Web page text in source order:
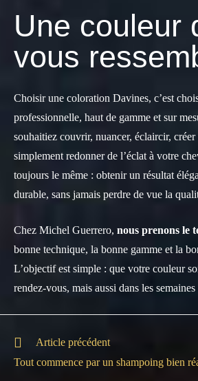
Une couleur
vous
Choisir une coloration Davines, c’est
professionnelle, haut de gamme et sur
souhaitiez couvrir, nuancer, éclaircir,
simplement redonner de l’éclat à votre
toujours le même : obtenir un résultat
durable, sans jamais perdre de vue la
Chez Michel Guerrero, nous prenons le
bonne technique, la bonne gamme et la
L’objectif est simple : que votre couleur
rendez-vous, mais aussi dans les
Article précédent
Tout commence par un shampoing bien